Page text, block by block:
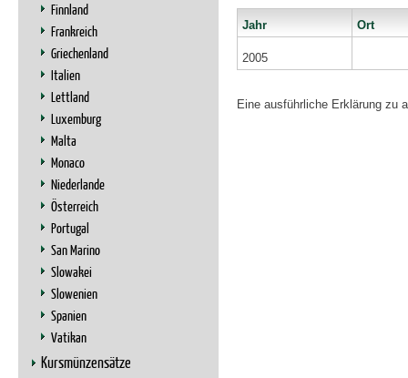
Finnland
Frankreich
Griechenland
Italien
Lettland
Luxemburg
Malta
Monaco
Niederlande
Österreich
Portugal
San Marino
Slowakei
Slowenien
Spanien
Vatikan
Kursmünzensätze
Jahr Ort
2005
Eine ausführliche Erklärung zu